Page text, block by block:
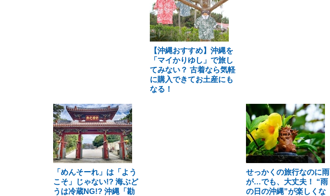
【沖縄おすすめ】沖縄を
「マイかりゆし」で旅し
てみない？ 古着なら気軽
に購入できてお土産にも
なる！
「めんそーれ」は「よう
こそ」じゃない!? 海ぶど
うは冷蔵NG!? 沖縄「勘
せっかくの旅行なのに雨
が…でも、大丈夫！ “雨
の日の沖縄”が楽しくな